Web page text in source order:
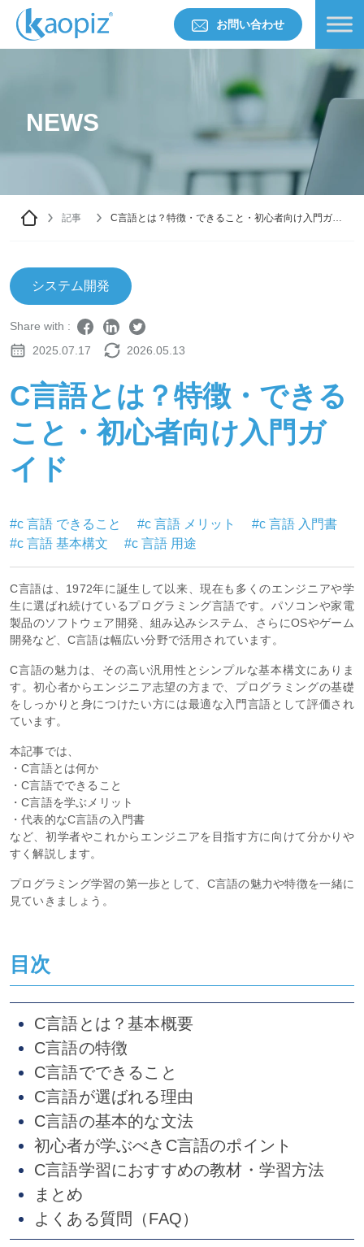
お問い合わせ
NEWS
記事
C言語とは？特徴・できること・初心者向け入門ガイ
システム開発
Share with :
2025.07.17
2026.05.13
C言語とは？特徴・できる
こと・初心者向け入門ガ
イド
#c 言語 できること #c 言語 メリット
#c 言語 入門書
#c 言語 基本構文
#c 言語 用途
C言語は、1972年に誕生して以来、現在も多くのエンジニアや学
生に選ばれ続けているプログラミング言語です。パソコンや家電
製品のソフトウェア開発、組み込みシステム、さらにOSやゲーム
開発など、C言語は幅広い分野で活用されています。
C言語の魅力は、その高い汎用性とシンプルな基本構文にありま
す。初心者からエンジニア志望の方まで、プログラミングの基礎
をしっかりと身につけたい方には最適な入門言語として評価され
ています。
本記事では、
・C言語とは何か
・C言語でできること
・C言語を学ぶメリット
・代表的なC言語の入門書
など、初学者やこれからエンジニアを目指す方に向けて分かりや
すく解説します。
プログラミング学習の第一歩として、C言語の魅力や特徴を一緒に
見ていきましょう。
目次
C言語とは？基本概要
C言語の特徴
C言語でできること
C言語が選ばれる理由
C言語の基本的な文法
初心者が学ぶべきC言語のポイント
C言語学習におすすめの教材・学習方法
まとめ
よくある質問（FAQ）